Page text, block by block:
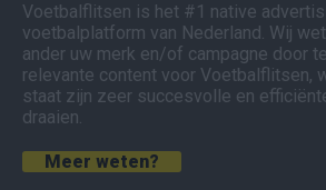
Voetbalflitsen is het #1 native
voetbalplatform van Nederland. Wij
ander uw merk en/of campagne door
relevante content voor Voetbalflitsen,
staat zijn zeer succesvolle en
draaien.
Meer weten?